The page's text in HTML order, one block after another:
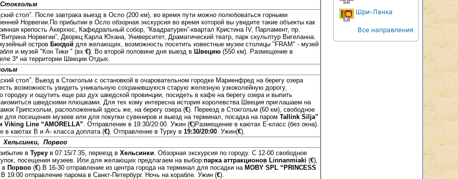
стол”. После завтрака выезд в Осло (200 км), во время пути можно полюбоваться горными
Норвегии.По прибытии в Осло обзорная экскурсия во время которой вы увидите такие объекты как
крепость Акерхюс, Кафедральный собор, “Квадратурен”-квартал Кристина IV, Парламент, пр.
Норвегии”, Дворец Карла Юхана, Университет, Драматический театр, парк скульптур Вигеланна.
остров Бюгдой для желающих, возможность посетить известные музеи столицы "FRAM" - музей
и музей "Кон Тики " (вх €). Во второй половине дня выезд в Швецию (550 км). Размещение в
3* на территории Швеции.Отдых.
стол”. Выезд в Стокгольм с остановкой в очаровательном городке Мариенфред на берегу озера
возможность увидеть уникальную сохранившуюся старую железную узкоколейную дорогу,
городку и ощутить еще раз дух шведской провинции, посидеть в кафе на берегу озера и выпить
шведскими плюшками. Для тех кому интересна история королевства Швеция приглашаем на
Грипсхольм, расположенный здесь же, на берегу озера (€). Переезд в Стокгольм (60 км), свободное
для посещения музеев или для покупки сувениров и выезд на терминал, посадка на паром Tallink Silja"
Viking Line “AMORELLA”. Отправление в 19:30/20:00. Ужин (€)Размещение в каютах Е-класс (без окна).
в каютах В и А- класса доплата (€). Отправление в Турку в 19:30/20:00. Ужин(€).
Хельсинки, Порвоо
в Турку в 07:15/7:35, переезд в Хельсинки. Обзорная экскурсия по городу. С 12-00 свободное
посещения музеев. Или для желающих предлагаем на выбор:парка аттракционов Linnanmiaki (€),
в Порвоо (€).В 16-30 отправление из центра города на терминал для посадки на MOBY SPL “PRINCESS
19:00 отправление парома в Санкт-Петербург. Ночь на корабле. Ужин (€).
Шри-Ланка
Все направления